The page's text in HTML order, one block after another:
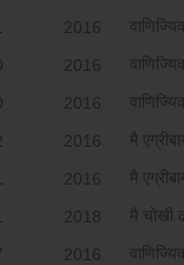
2016
2016
2016
2016 मै
2016 मै
2018 मै चोखी
2016